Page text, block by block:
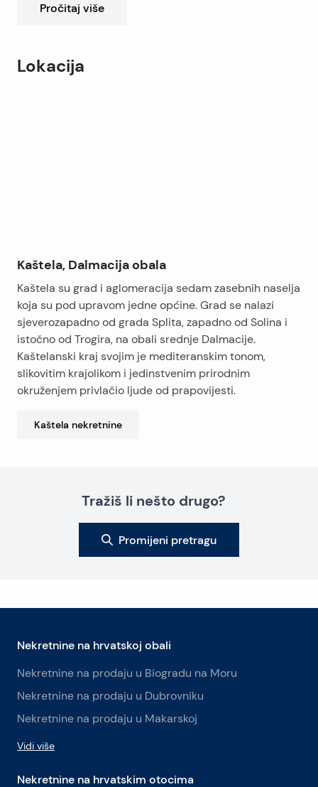
Pročitaj više
Lokacija
Kaštela, Dalmacija obala
Kaštela su grad i aglomeracija sedam zasebnih naselja
koja su pod upravom jedne općine. Grad se nalazi
sjeverozapadno od grada Splita, zapadno od Solina i
istočno od Trogira, na obali srednje Dalmacije.
Kaštelanski kraj svojim je mediteranskim tonom,
slikovitim krajolikom i jedinstvenim prirodnim
okruženjem privlačio ljude od prapovijesti.
Kaštela nekretnine
Tražiš li nešto drugo?
Promijeni pretragu
Nekretnine na hrvatskoj obali
Nekretnine na prodaju u Biogradu na Moru
Nekretnine na prodaju u Dubrovniku
Nekretnine na prodaju u Makarskoj
Vidi više
Nekretnine na hrvatskim otocima